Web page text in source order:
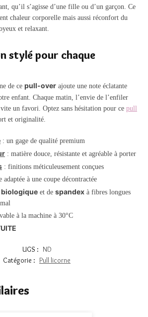
qu’il s’agisse d’une fille ou d’un garçon. Ce
chaleur corporelle mais aussi réconfort du
et relaxant.
stylé pour chaque
de ce pull-over ajoute une note éclatante
enfant. Chaque matin, l’envie de l’enfiler
un favori. Optez sans hésitation pour ce pull
et originalité.
: un gage de qualité premium
: matière douce, résistante et agréable à porter
: finitions méticuleusement conçues
à une coupe décontractée
et de spandex à fibres longues
à la machine à 30°C
UGS : ND
Catégorie : Pull licorne